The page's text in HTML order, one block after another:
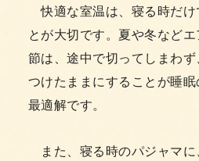
快適な室温は、寝る時だけ
とが大切です。夏や冬など
節は、途中で切ってしまわ
つけたままにすることが睡
最適解です。
また、寝る時のパジャマに